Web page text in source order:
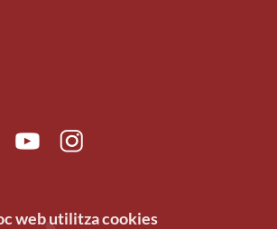
YoutubeInstagram
web utilitza cookies